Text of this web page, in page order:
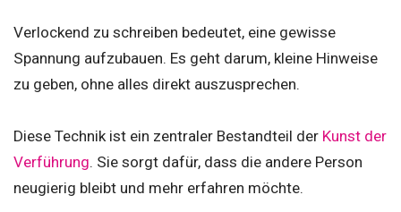
Verlockend zu schreiben bedeutet, eine gewisse
Spannung aufzubauen. Es geht darum, kleine Hinweise
zu geben, ohne alles direkt auszusprechen.
Diese Technik ist ein zentraler Bestandteil der Kunst der
Verführung. Sie sorgt dafür, dass die andere Person
neugierig bleibt und mehr erfahren möchte.